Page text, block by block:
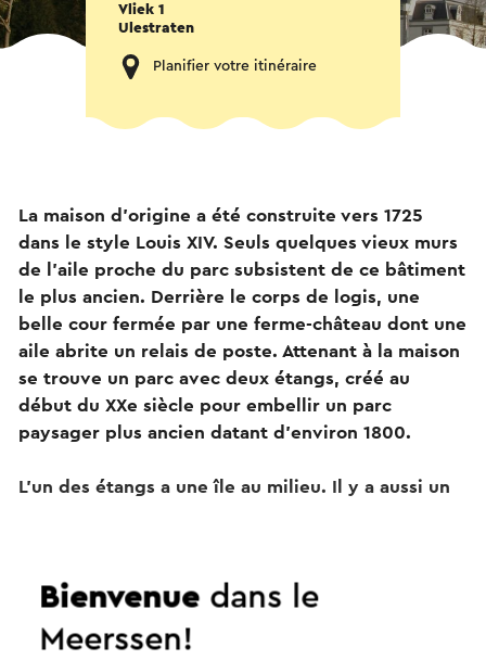
Vliek 1
Ulestraten
Planifier votre itinéraire
La maison d'origine a été construite vers 1725
dans le style Louis XIV. Seuls quelques vieux murs
de l'aile proche du parc subsistent de ce bâtiment
le plus ancien. Derrière le corps de logis, une
belle cour fermée par une ferme-château dont une
aile abrite un relais de poste. Attenant à la maison
se trouve un parc avec deux étangs, créé au
début du XXe siècle pour embellir un parc
paysager plus ancien datant d'environ 1800.
L'un des étangs a une île au milieu. Il y a aussi un
nom de Huize de Dael et était habité par la famille
dressé sur l'île dans l'étang actuel.
Bienvenuedans le
Meerssen!